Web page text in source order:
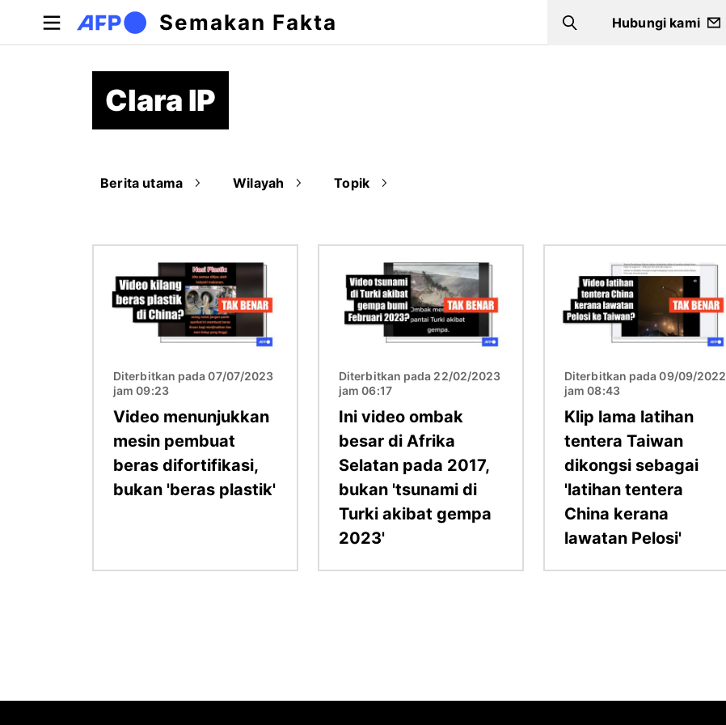
Langkau ke kandungan utama
Semakan Fakta Search
Hubungi kami
Clara IP
Berita utama Wilayah Topik
Diterbitkan pada 07/07/2023
jam 09:23
Video menunjukkan
mesin pembuat
beras difortifikasi,
bukan 'beras plastik'
Diterbitkan pada 22/02/2023
jam 06:17
Ini video ombak
besar di Afrika
Selatan pada 2017,
bukan 'tsunami di
Turki akibat gempa
2023'
Diterbitkan pada 09/09/2022
jam 08:43
Klip lama latihan
tentera Taiwan
dikongsi sebagai
'latihan tentera
China kerana
lawatan Pelosi'